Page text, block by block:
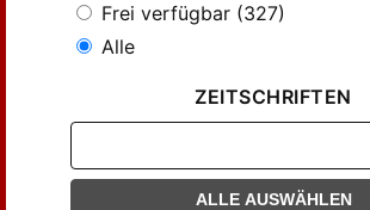
Frei verfügbar (327)
Alle
ZEITSCHRIFTEN
ALLE AUSWÄHLEN